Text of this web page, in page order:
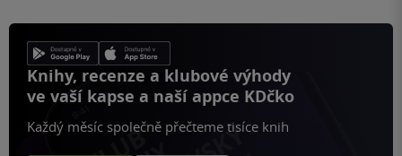
Knihy, recenze a klubové výhody
ve vaší kapse a naší appce KDčko
Každý měsíc společně přečteme tisíce knih